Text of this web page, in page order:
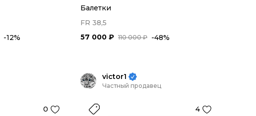
-12%
Балетки
FR 38,5
110 000 ₽
57 000 ₽ -48%
0
victor1
Частный продавец
4